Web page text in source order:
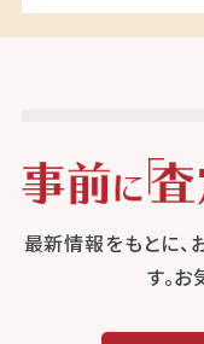
最新情報をもとに、
す。